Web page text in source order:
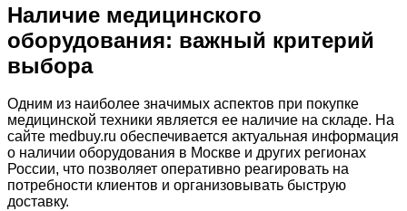
Наличие медицинского
оборудования: важный критерий
выбора
Одним из наиболее значимых аспектов при покупке
медицинской техники является ее наличие на складе. На
сайте medbuy.ru обеспечивается актуальная информация
о наличии оборудования в Москве и других регионах
России, что позволяет оперативно реагировать на
потребности клиентов и организовывать быструю
доставку.